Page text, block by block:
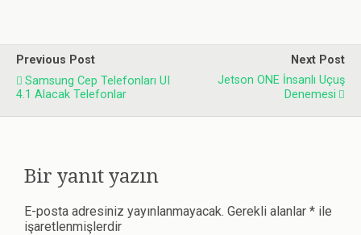
Previous Post
Samsung Cep Telefonları UI
4.1 Alacak Telefonlar
Next Post
Jetson ONE İnsanlı Uçuş
Denemesi
Bir yanıt yazın
E-posta adresiniz yayınlanmayacak. Gerekli alanlar * ile
işaretlenmişlerdir